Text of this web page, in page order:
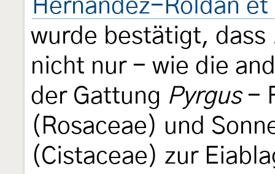
Hernández-Roldán
wurde bestätigt, dass
nicht nur - wie die
der Gattung Pyrgus-
(Rosaceae) und
(Cistaceae) zur